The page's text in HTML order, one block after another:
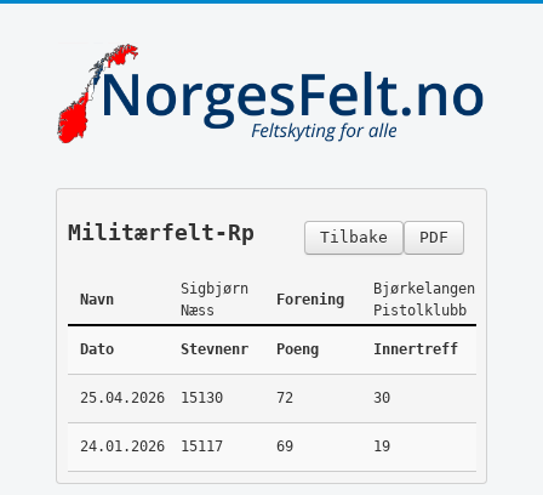
PDF
Tilbake
Militærfelt-Rp
Navn
Sigbjørn
Næss
Forening
Bjørkelangen
Pistolklubb
Dato Stevnenr Poeng Innertreff
25.04.2026 15130 72 30
24.01.2026 15117 69 19